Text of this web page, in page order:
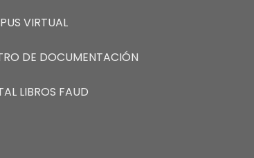
VIRTUAL
DE DOCUMENTACIÓN
LIBROS FAUD